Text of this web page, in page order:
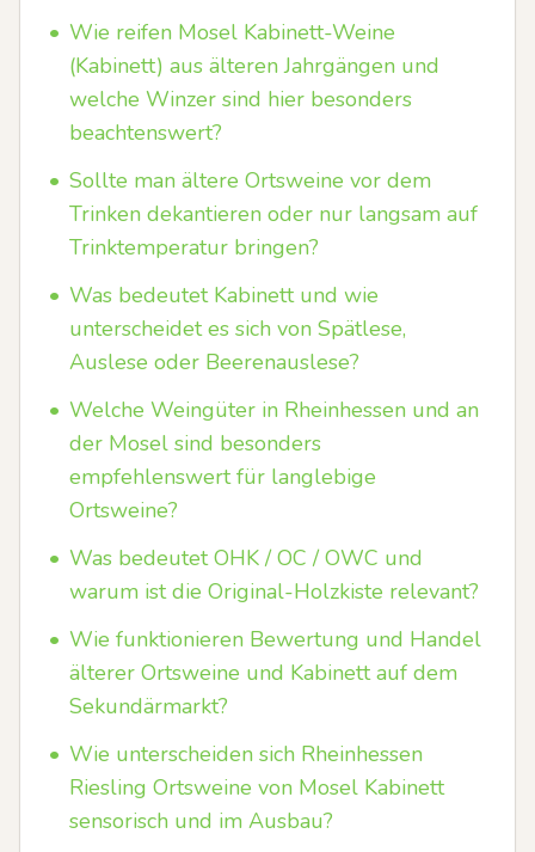
• Wie reifen Mosel Kabinett-Weine
(Kabinett) aus älteren Jahrgängen und
welche Winzer sind hier besonders
beachtenswert?
• Sollte man ältere Ortsweine vor dem
Trinken dekantieren oder nur langsam auf
Trinktemperatur bringen?
• Was bedeutet Kabinett und wie
unterscheidet es sich von Spätlese,
Auslese oder Beerenauslese?
• Welche Weingüter in Rheinhessen und an
der Mosel sind besonders
empfehlenswert für langlebige
Ortsweine?
• Was bedeutet OHK / OC / OWC und
warum ist die Original-Holzkiste relevant?
• Wie funktionieren Bewertung und Handel
älterer Ortsweine und Kabinett auf dem
Sekundärmarkt?
• Wie unterscheiden sich Rheinhessen
Riesling Ortsweine von Mosel Kabinett
sensorisch und im Ausbau?